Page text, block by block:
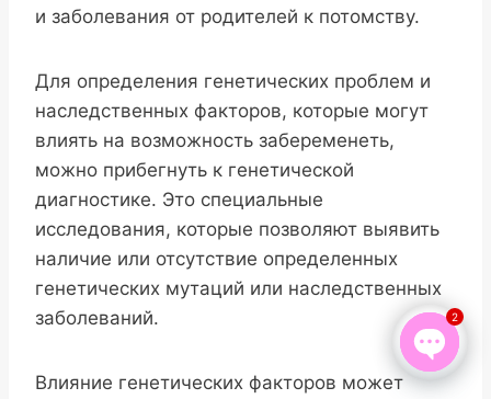
и заболевания от родителей к потомству.
Для определения генетических проблем и
наследственных факторов, которые могут
влиять на возможность забеременеть,
можно прибегнуть к генетической
диагностике. Это специальные
исследования, которые позволяют выявить
наличие или отсутствие определенных
генетических мутаций или наследственных
заболеваний.
Влияние генетических факторов может Open
2